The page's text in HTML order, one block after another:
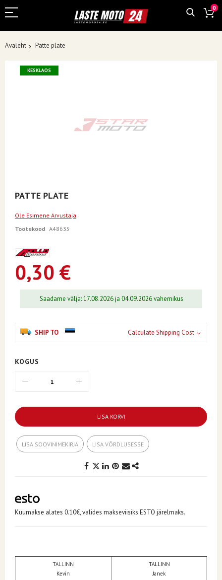
0
Avaleht Patte plate
Skip
KESKLAOS
Skip
to
beginning
of
gallery
PATTE PLATE
Ole Esimene Arvustaja
Tootekood A48635
0,30 €
Saadame välja: 17.08.2026 ja 04.09.2026 vahemikus
SHIP TO Calculate Shipping Cost
KOGUS
LISA KORVI
LISA SOOVINIMEKIRJA LISA VÕRDLUSESSE
Kuumakse alates 0.10€, valides makseviisiks ESTO järelmaks.
TALLINN
Kevin
TALLINN
Janek